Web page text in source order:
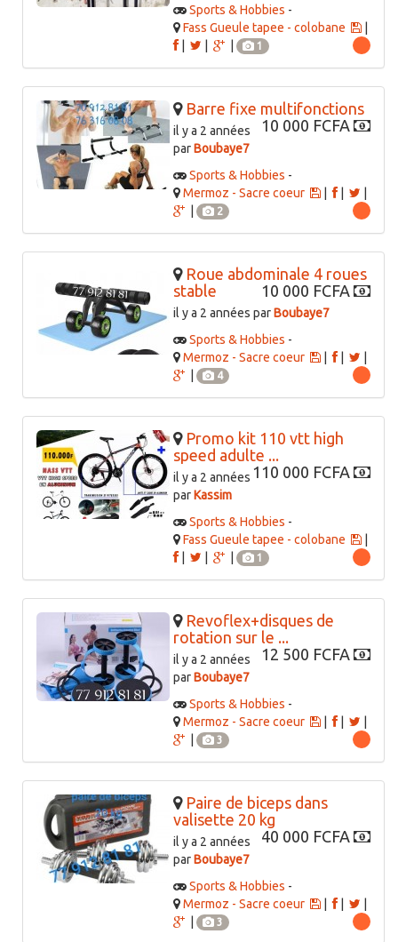
Sports & Hobbies -
Fass Gueule tapee - colobane
1
Barre fixe multifonctions
10 000 FCFA
il y a 2 années
parBoubaye7
Sports & Hobbies -
Mermoz - Sacre coeur
|
2
Roue abdominale 4 roues
stable
10 000 FCFA
il y a 2 années parBoubaye7
Sports & Hobbies -
Mermoz - Sacre coeur
|
4
Promo kit 110 vtt high
speed adulte ...
110 000 FCFA
il y a 2 années
parKassim
Sports & Hobbies -
Fass Gueule tapee - colobane
1
Revoflex+disques de
rotation sur le ...
12 500 FCFA
il y a 2 années
parBoubaye7
Sports & Hobbies -
Mermoz - Sacre coeur
|
3
Paire de biceps dans
valisette 20 kg
40 000 FCFA
il y a 2 années
parBoubaye7
Sports & Hobbies -
Mermoz - Sacre coeur
|
3